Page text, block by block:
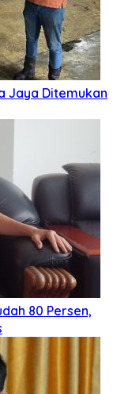
Jaya Ditemukan
80 Persen,